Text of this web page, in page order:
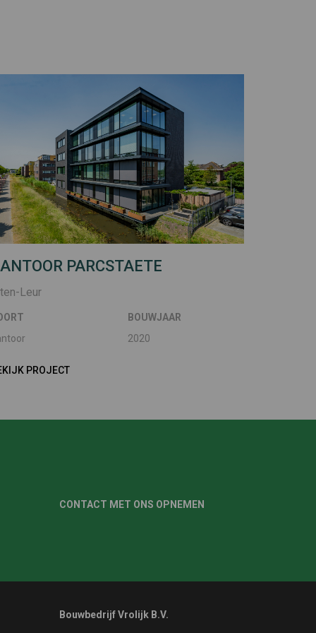
PARCSTAETE
Leur
BOUWJAAR
2020
PROJECT
CONTACT MET ONS OPNEMEN
Bouwbedrijf Vrolijk B.V.